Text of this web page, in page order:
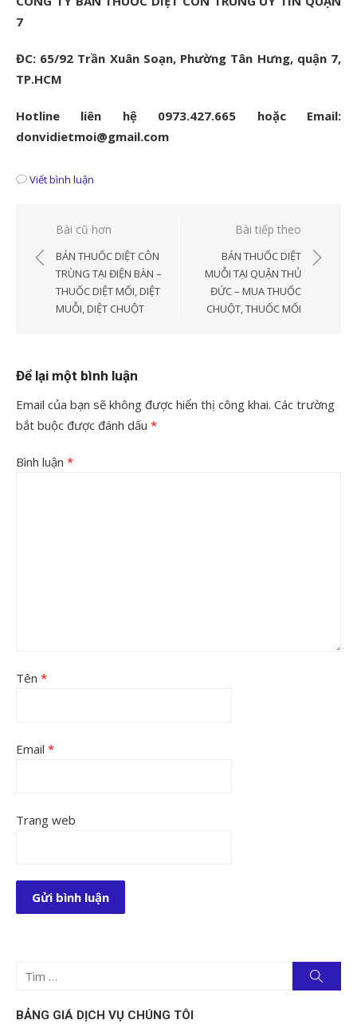
7
ĐC: 65/92 Trần Xuân Soạn, Phường Tân Hưng, quận 7,
TP.HCM
Hotline liên hệ 0973.427.665 hoặc Email:
donvidietmoi@gmail.com
Viết bình luận
Điều
hướng
viết
Bài cũ hơn
BÁN THUỐC DIỆT CÔN
TRÙNG TẠI ĐIỆN BÀN –
THUỐC DIỆT MỐI, DIỆT
MUỖI, DIỆT CHUỘT
Bài tiếp theo
BÁN THUỐC DIỆT
MUỖI TẠI QUẬN THỦ
ĐỨC – MUA THUỐC
CHUỘT, THUỐC MỐI
Để lại một bình luận
Email của bạn sẽ không được hiển thị công khai. Các trường
bắt buộc được đánh dấu *
Bình luận *
Tên *
Email *
Trang web
Tìm
quả
kiếm
BẢNG GIÁ DỊCH VỤ CHÚNG TÔI